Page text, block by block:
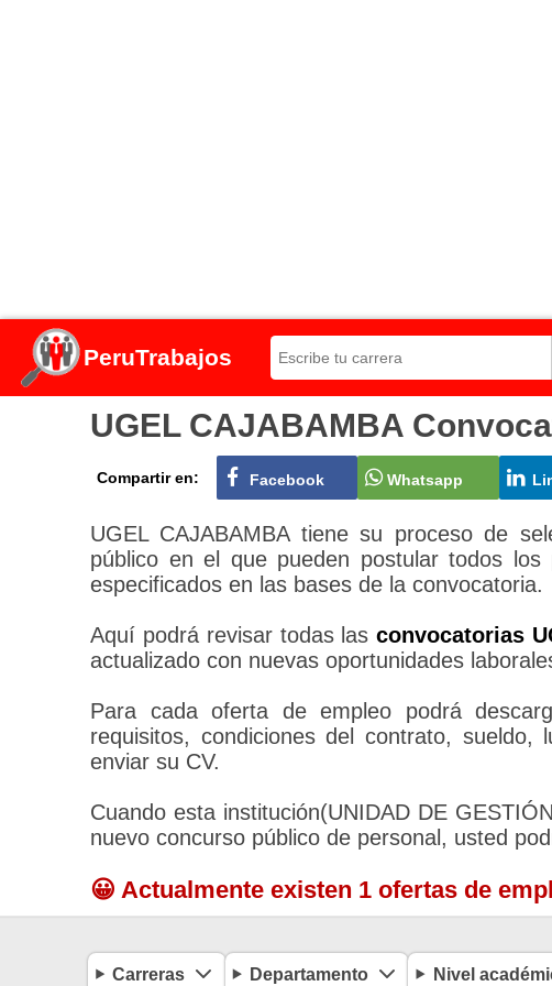
PeruTrabajos
UGEL CAJABAMBA
Compartir en: Facebook Whatsapp
UGEL CAJABAMBA tiene su proceso de
público en el que pueden postular todos
especificados en las bases de la convocatoria.
Aquí podrá revisar todas lasconvocatorias
actualizado con nuevas oportunidades
Para cada oferta de empleo podrá
requisitos, condiciones del contrato,
enviar su CV.
Cuando esta institución(UNIDAD DE
nuevo concurso público de personal, usted
😀 Actualmente existen 1 ofertas de
Carreras Departamento Nivel